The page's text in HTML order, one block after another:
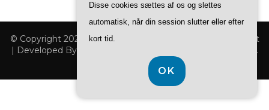
© Copyright 2026 D825. All Rights Reserved.
Fashion Stylist
| Developed By
.
Privatlivspolitik
CVR DK-37 40 77 39
Disse cookies sættes af os og slettes
automatisk, når din session slutter eller efter
kort tid.
OK